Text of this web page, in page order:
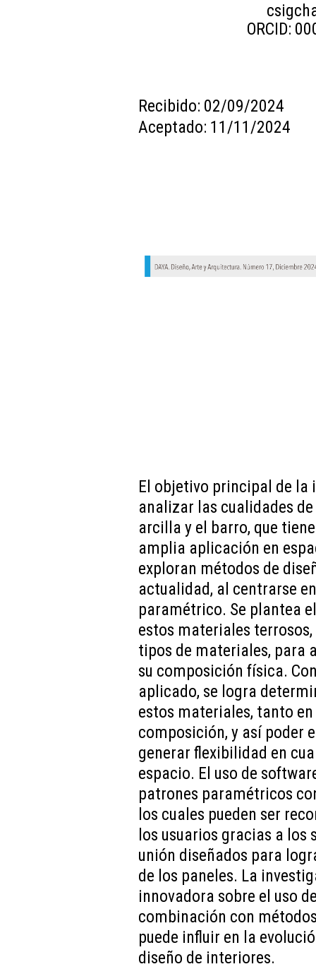
ORCID:
Recibido: 02/09/2024
Aceptado: 11/11/2024
El objetivo principal de la
analizar las cualidades
arcilla y el barro, que
amplia aplicación en
exploran métodos de
actualidad, al centrarse
paramétrico. Se plantea
estos materiales
tipos de materiales, para
su composición física.
aplicado, se logra
estos materiales, tanto
composición, y así poder
generar flexibilidad en
espacio. El uso de
patrones paramétricos
los cuales pueden ser
los usuarios gracias a
unión diseñados para
de los paneles. La
innovadora sobre el uso
combinación con
puede influir en la
diseño de interiores.